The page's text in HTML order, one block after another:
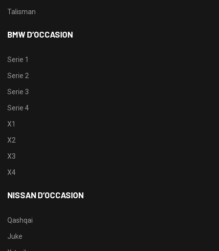
Talisman
BMW D’OCCASION
Serie 1
Serie 2
Serie 3
Serie 4
X1
X2
X3
X4
NISSAN D’OCCASION
Qashqai
Juke